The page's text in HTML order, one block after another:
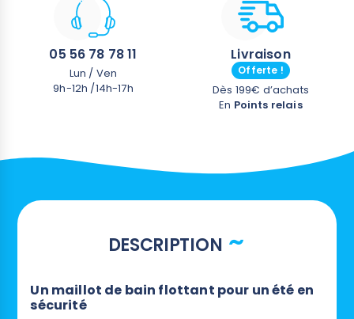
05 56 78 78 11
Lun / Ven
9h-12h /14h-17h
Livraison
Offerte !
Dès 199€ d’achats
En Points relais
DESCRIPTION
Un maillot de bain flottant pour un été en
sécurité